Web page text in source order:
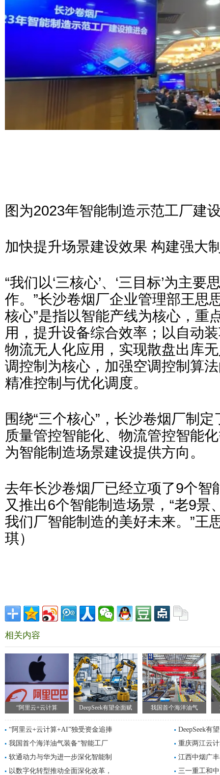
图为2023年智能制造示范工厂建
加快提升场景建设效果 构建强大
“我们以‘三核心’、‘三目标’为主
作。”长沙卷烟厂企业管理部王思
核心”是指以智能产线为核心，重
用，提升设备综合效率；以自动
物流无人化应用，实现散盘出库
调控制为核心，加强空调控制算
精准控制与优化调度。
围绕“三个核心”，长沙卷烟厂制
质量管控智能化、物流管控智能
为智能制造场景建设提供方向。
去年长沙卷烟厂已经立项了9个智
又推出6个智能制造场景，“老9景
我们厂智能制造的美好未来。”王
琪）
相关内容
“阿里云+云计算 DeepSeek有望全面赋 我国首个海洋油气
“阿里云+云计算+AI”独受资金追捧
DeepSeek有
我国首个海洋油气装备“智能工厂
重庆两江云
软通动力与华为进一步深化智能制
江西中烟广
以数字化转型推动全面深化改革，
三一重工和